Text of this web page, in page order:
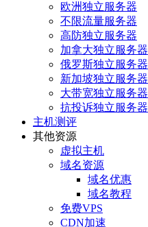
欧洲独立服务器
不限流量服务器
高防独立服务器
加拿大独立服务器
俄罗斯独立服务器
新加坡独立服务器
大带宽独立服务器
抗投诉独立服务器
主机测评
其他资源
虚拟主机
域名资源
域名优惠
域名教程
免费VPS
CDN加速